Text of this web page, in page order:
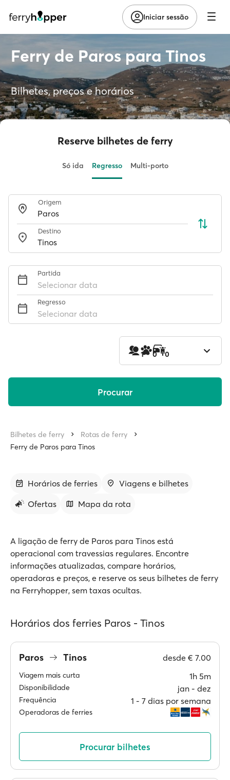
Iniciar sessão
Ferry de Paros para Tinos
Bilhetes, preços e horários
Reserve bilhetes de ferry
Só ida Regresso Multi-porto
Origem
Destino
Partida
Selecionar data
Regresso
Selecionar data
1 0 0
Procurar
Bilhetes de ferry
Rotas de ferry
Ferry de Paros para Tinos
Horários de ferries
Viagens e bilhetes
Ofertas
Mapa da rota
A ligação de ferry de Paros para Tinos está
operacional com travessias regulares. Encontre
informações atualizadas, compare horários,
operadoras e preços, e reserve os seus bilhetes de ferry
na Ferryhopper, sem taxas ocultas.
Horários dos ferries Paros - Tinos
Paros Tinos desde € 7.00
Viagem mais curta 1h 5m
Disponibilidade jan ‐ dez
Frequência 1 ‐ 7 dias por semana
Operadoras de ferries
Procurar bilhetes